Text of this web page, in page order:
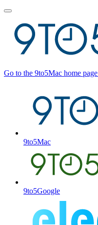
Toggle
menu
Go to the 9to5Mac home page
9to5Mac
9to5Google